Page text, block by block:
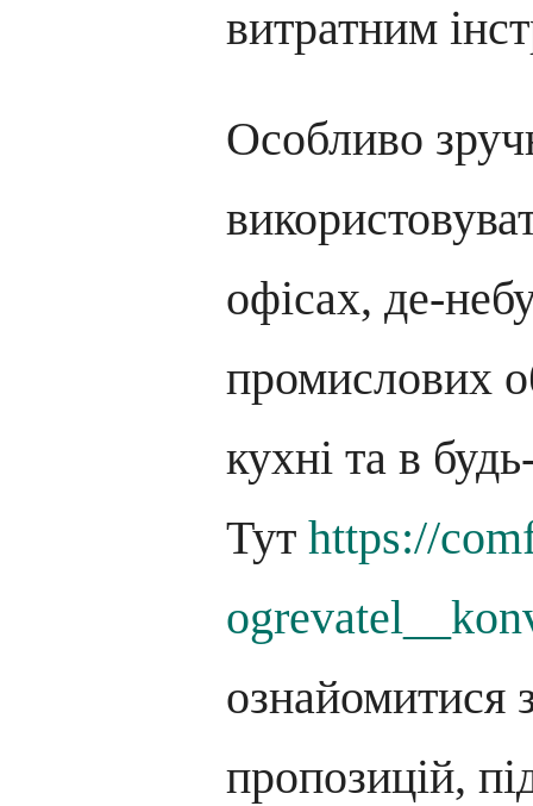
витратним
Особливо
офісах, де-
промислових
кухні та в
Тут https://
ознайомитися
пропозицій,